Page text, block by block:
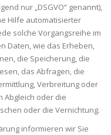
nur „DSGVO“ genannt),
Hilfe automatisierter
solche Vorgangsreihe im
Daten, wie das Erheben,
die Speicherung, die
das Abfragen, die
Verbreitung oder
Abgleich oder die
oder die Vernichtung.
informieren wir Sie